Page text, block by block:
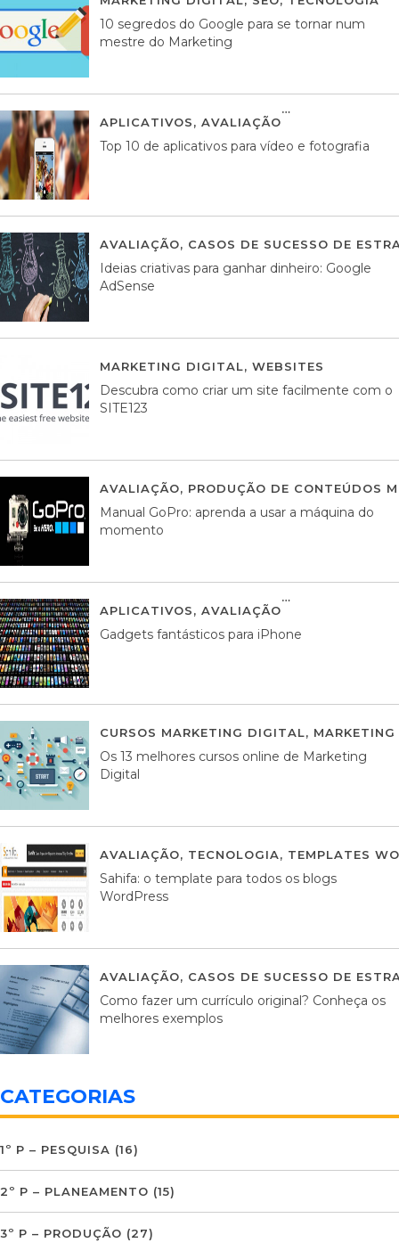
10 segredos do Google para se tornar num
mestre do Marketing
APLICATIVOS, AVALIAÇÃO
Top 10 de aplicativos para vídeo e fotografia
AVALIAÇÃO, CASOS DE SUCESSO DE
Ideias criativas para ganhar dinheiro: Google
AdSense
MARKETING DIGITAL, WEBSITES
Descubra como criar um site facilmente com o
SITE123
AVALIAÇÃO, PRODUÇÃO DE CONTEÚDOS
Manual GoPro: aprenda a usar a máquina do
momento
APLICATIVOS, AVALIAÇÃO
Gadgets fantásticos para iPhone
CURSOS MARKETING DIGITAL,
Os 13 melhores cursos online de Marketing
Digital
AVALIAÇÃO, TECNOLOGIA, TEMPLATES
Sahifa: o template para todos os blogs
WordPress
AVALIAÇÃO, CASOS DE SUCESSO DE
Como fazer um currículo original? Conheça os
melhores exemplos
CATEGORIAS
1º P – PESQUISA (16)
2º P – PLANEAMENTO (15)
3º P – PRODUÇÃO (27)